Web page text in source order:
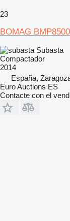
23
BOMAG BMP8500
Subasta
Compactador
2014
España,
Euro Auctions ES
Contacte con el